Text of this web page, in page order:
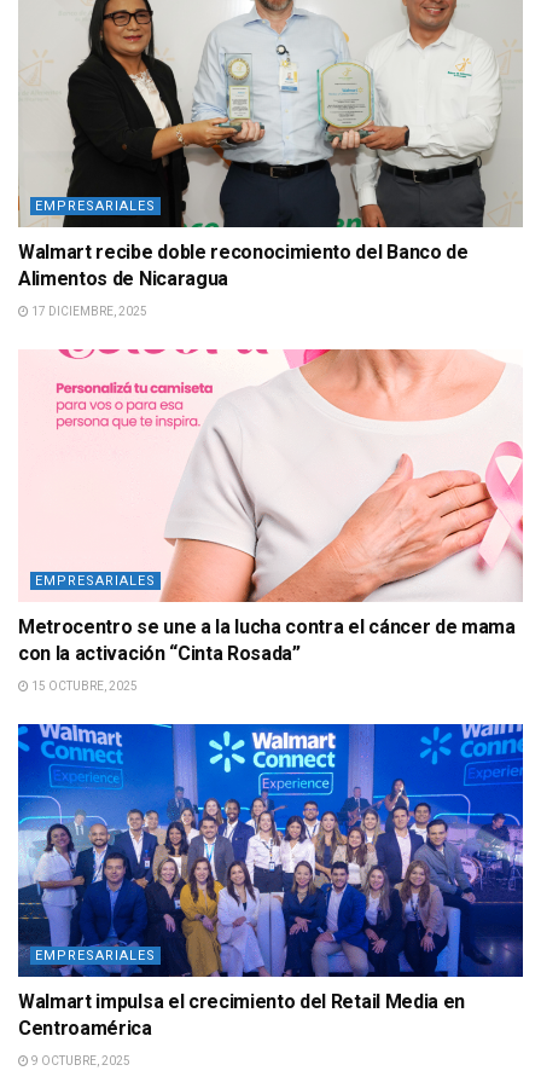
EMPRESARIALES
Walmart recibe doble reconocimiento del Banco de
Alimentos de Nicaragua
17 DICIEMBRE, 2025
EMPRESARIALES
Metrocentro se une a la lucha contra el cáncer de mama
con la activación “Cinta Rosada”
15 OCTUBRE, 2025
EMPRESARIALES
Walmart impulsa el crecimiento del Retail Media en
Centroamérica
9 OCTUBRE, 2025